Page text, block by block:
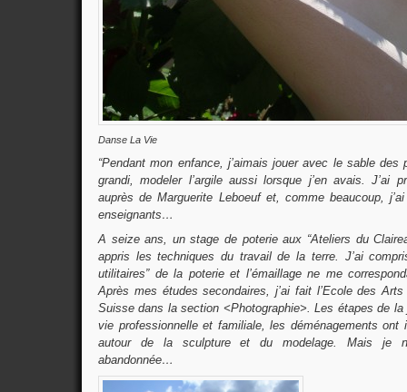
Danse La Vie
“Pendant mon enfance, j’aimais jouer avec le sable des
grandi, modeler l’argile aussi lorsque j’en avais. J’ai
auprès de Marguerite Leboeuf et, comme beaucoup,
enseignants…
A seize ans, un stage de poterie aux “Ateliers du
appris les techniques du travail de la terre. J’ai
utilitaires” de la poterie et l’émaillage ne me
Après mes études secondaires, j’ai fait l’Ecole des
Suisse dans la section <Photographie>. Les étapes de
vie professionnelle et familiale, les déménagements ont
autour de la sculpture et du modelage. Mais je
abandonnée…